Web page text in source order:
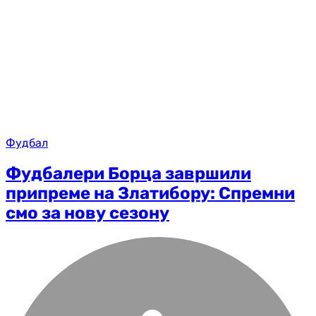
Фудбал
Фудбалери Борца завршили
припреме на Златибору: Спремни
смо за нову сезону